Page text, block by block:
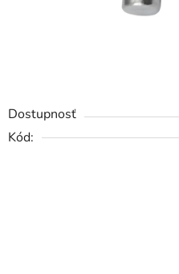
Dostupnosť
Kód: